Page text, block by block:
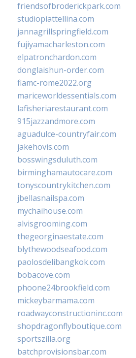
friendsofbroderickpark.com
studiopiattellina.com
jannagrillspringfield.com
fujiyamacharleston.com
elpatronchardon.com
donglaishun-order.com
fiamc-rome2022.org
mariceworldessentials.com
lafisheriarestaurant.com
915jazzandmore.com
aguadulce-countryfair.com
jakehovis.com
bosswingsduluth.com
birminghamautocare.com
tonyscountrykitchen.com
jbellasnailspa.com
mychaihouse.com
alvisgrooming.com
thegeorginaestate.com
blythewoodseafood.com
paolosdelibangkok.com
bobacove.com
phoone24brookfield.com
mickeybarmama.com
roadwayconstructioninc.com
shopdragonflyboutique.com
sportszilla.org
batchprovisionsbar.com